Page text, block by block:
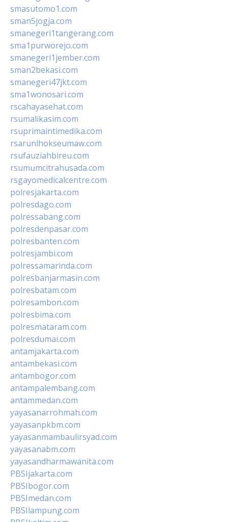
smasutomo1.com
sman5jogja.com
smanegeri1tangerang.com
sma1purworejo.com
smanegeri1jember.com
sman2bekasi.com
smanegeri47jkt.com
sma1wonosari.com
rscahayasehat.com
rsumalikasim.com
rsuprimaintimedika.com
rsarunlhokseumaw.com
rsufauziahbireu.com
rsumumcitrahusada.com
rsgayomedicalcentre.com
polresjakarta.com
polresdago.com
polressabang.com
polresdenpasar.com
polresbanten.com
polresjambi.com
polressamarinda.com
polresbanjarmasin.com
polresbatam.com
polresambon.com
polresbima.com
polresmataram.com
polresdumai.com
antamjakarta.com
antambekasi.com
antambogor.com
antampalembang.com
antammedan.com
yayasanarrohmah.com
yayasanpkbm.com
yayasanmambaulirsyad.com
yayasanabm.com
yayasandharmawanita.com
PBSIjakarta.com
PBSIbogor.com
PBSImedan.com
PBSIlampung.com